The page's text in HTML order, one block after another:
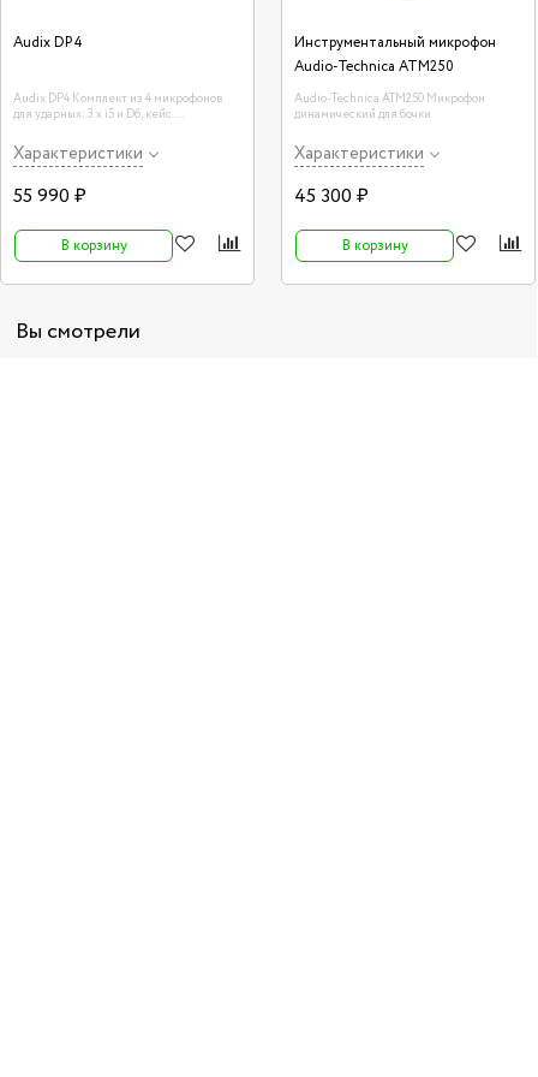
Audix DP4
Audix DP4 Комплект из 4 микрофонов
для ударных: 3 х i5 и D6, кейс.
Характеристики
55 990 ₽
В корзину
Инструментальный микрофон
Audio-Technica ATM250
Audio-Technica ATM250 Микрофон
динамический для бочки
Характеристики
45 300 ₽
В корзину
Вы смотрели